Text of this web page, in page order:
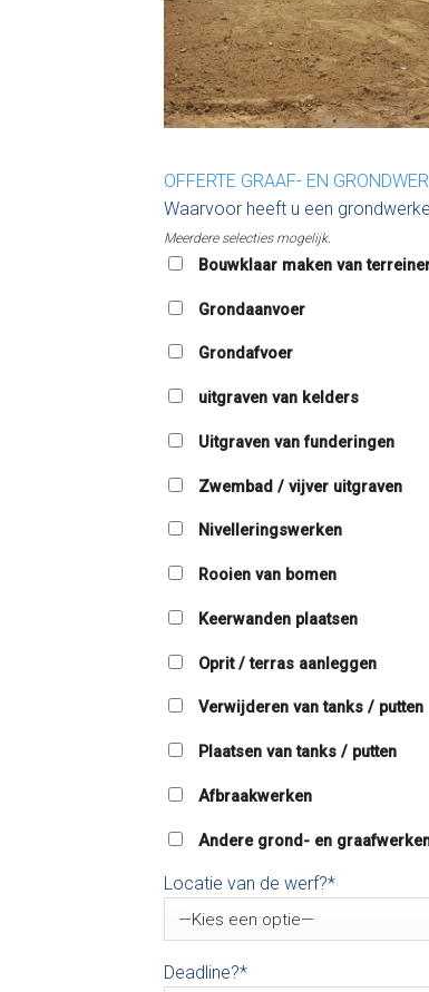
OFFERTE GRAAF- EN
Waarvoor heeft u een
Meerdere selecties mogelijk.
Bouwklaar maken van
Grondaanvoer
Grondafvoer
uitgraven van kelders
Uitgraven van funderingen
Zwembad / vijver uitgraven
Nivelleringswerken
Rooien van bomen
Keerwanden plaatsen
Oprit / terras aanleggen
Verwijderen van tanks / putten
Plaatsen van tanks / putten
Afbraakwerken
Andere grond- en
Locatie van de werf?*
Deadline?*